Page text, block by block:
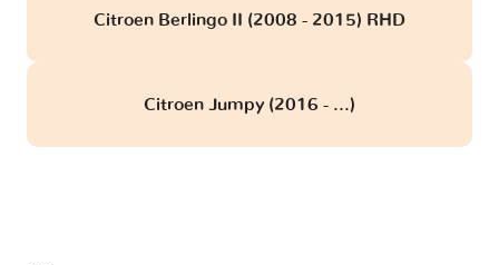
Citroen Berlingo II (2008 - 2015) RHD
Citroen Jumpy (2016 - ...)